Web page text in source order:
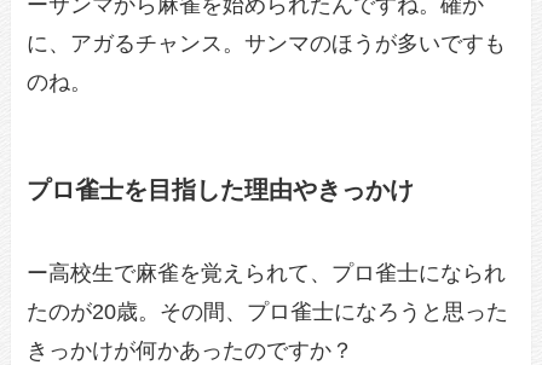
ーサンマから麻雀を始められたんですね。確か
に、アガるチャンス。サンマのほうが多いですも
のね。
プロ雀士を目指した理由やきっかけ
ー高校生で麻雀を覚えられて、プロ雀士になられ
たのが20歳。その間、プロ雀士になろうと思った
きっかけが何かあったのですか？